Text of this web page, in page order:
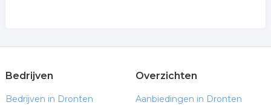
Bedrijven
Bedrijven in Dronten
Overzichten
Aanbiedingen in Dronten